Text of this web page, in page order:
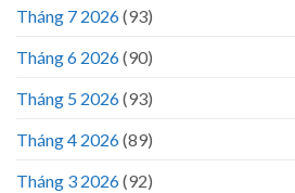
Tháng 7 2026(93)
Tháng 6 2026(90)
Tháng 5 2026(93)
Tháng 4 2026(89)
Tháng 3 2026(92)